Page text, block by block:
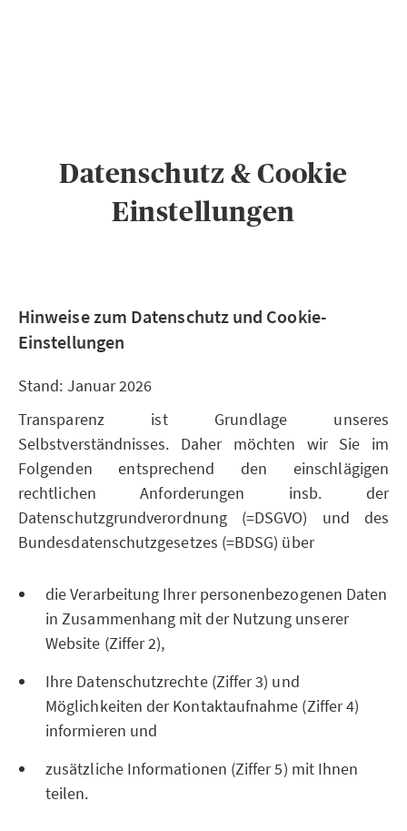
Datenschutz & Cookie
Einstellungen
Hinweise zum Datenschutz und Cookie-
Einstellungen
Stand: Januar 2026
Transparenz ist Grundlage unseres
Selbstverständnisses. Daher möchten wir Sie im
Folgenden entsprechend den einschlägigen
rechtlichen Anforderungen insb. der
Datenschutzgrundverordnung (=DSGVO) und des
Bundesdatenschutzgesetzes (=BDSG) über
die Verarbeitung Ihrer personenbezogenen Daten
in Zusammenhang mit der Nutzung unserer
Website (Ziffer 2),
Ihre Datenschutzrechte (Ziffer 3) und
Möglichkeiten der Kontaktaufnahme (Ziffer 4)
informieren und
zusätzliche Informationen (Ziffer 5) mit Ihnen
teilen.